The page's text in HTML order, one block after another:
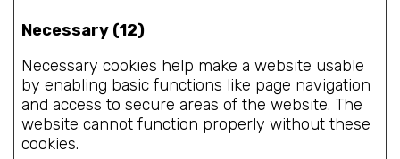
Necessary (12)
Necessary cookies help make a website usable
by enabling basic functions like page navigation
and access to secure areas of the website. The
website cannot function properly without these
cookies.